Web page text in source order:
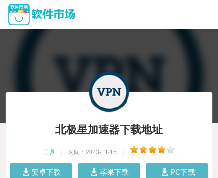
北极星加速器下载地址
工具 时间：2023-11-15
安卓下载 苹果下载 PC下载